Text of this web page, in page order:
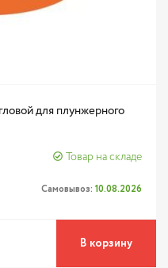
для плунжерного
Товар на складе
Самовывоз: 10.08.2026
В корзину